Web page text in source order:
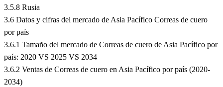
3.5.8 Rusia
3.6 Datos y cifras del mercado de Asia Pacífico Correas de cuero
por país
3.6.1 Tamaño del mercado de Correas de cuero de Asia Pacífico por
país: 2020 VS 2025 VS 2034
3.6.2 Ventas de Correas de cuero en Asia Pacífico por país (2020-
2034)